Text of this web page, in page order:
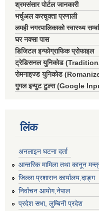
श्रमसंसार पोर्टल जानकारी
भर्चुअल करचुक्ता प्रणाली
लमही नगरपालिकाको स्वास्थ्य
घर नक्सा पास
डिजिटल इन्फोग्राफिक प्रोफाइल
ट्रेडिसनल युनिकोड
रोमनाइज्ड युनिकोड
गुगल इन्पुट टुल्स (Google
लिंक
अनलाइन घटना दर्ता
आन्तरिक मामिला तथा कानून
जिल्ला प्रशासन कार्यालय,दाङ्ग
निर्वाचन आयाेग,नेपाल
प्रदेश सभा, लुम्बिनी प्रदेश